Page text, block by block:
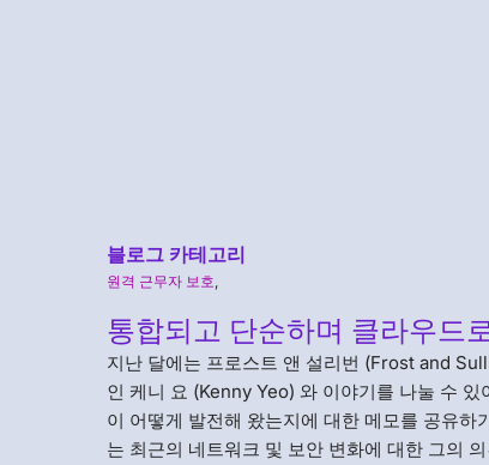
블로그 카테고리
원격 근무자 보호,
통합되고 단순하며 클라우드
지난 달에는 프로스트 앤 설리번 (Frost and
인 케니 요 (Kenny Yeo) 와 이야기를 나눌 수
이 어떻게 발전해 왔는지에 대한 메모를 공유
는 최근의 네트워크 및 보안 변화에 대한 그의